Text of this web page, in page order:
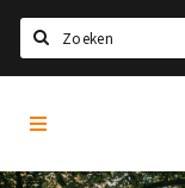
Home
Agenda